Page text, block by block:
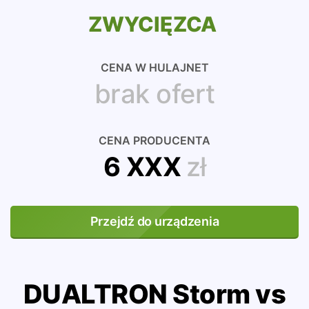
ZWYCIĘZCA
CENA W HULAJNET
brak ofert
CENA PRODUCENTA
6 XXX zł
Przejdź do urządzenia
DUALTRON Storm vs